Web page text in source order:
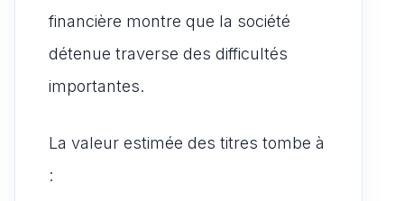
financière montre que la société
détenue traverse des difficultés
importantes.
La valeur estimée des titres tombe à
: